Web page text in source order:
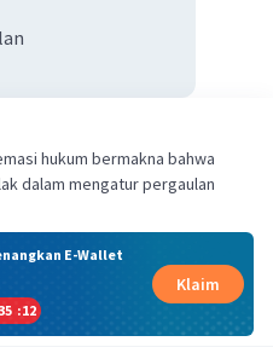
hukum bermakna bahwa
dalam mengatur pergaulan
E-Wallet
:12
Klaim